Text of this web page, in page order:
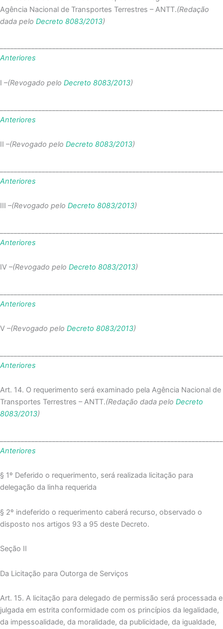
Agência Nacional de Transportes Terrestres – ANTT.(Redação
dada pelo Decreto 8083/2013)
Anteriores
I –(Revogado pelo Decreto 8083/2013)
Anteriores
II –(Revogado pelo Decreto 8083/2013)
Anteriores
III –(Revogado pelo Decreto 8083/2013)
Anteriores
IV –(Revogado pelo Decreto 8083/2013)
Anteriores
V –(Revogado pelo Decreto 8083/2013)
Anteriores
Art. 14. O requerimento será examinado pela Agência Nacional de
Transportes Terrestres – ANTT.(Redação dada pelo Decreto
8083/2013)
Anteriores
§ 1º Deferido o requerimento, será realizada licitação para
delegação da linha requerida
§ 2º indeferido o requerimento caberá recurso, observado o
disposto nos artigos 93 a 95 deste Decreto.
Seção II
Da Licitação para Outorga de Serviços
Art. 15. A licitação para delegado de permissão será processada e
julgada em estrita conformidade com os princípios da legalidade,
da impessoalidade, da moralidade, da publicidade, da igualdade,